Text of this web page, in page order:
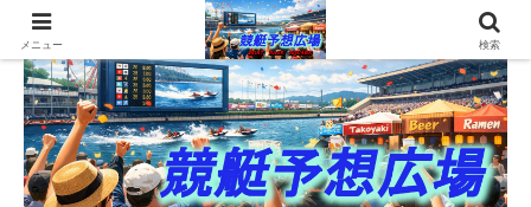
メニュー 検索